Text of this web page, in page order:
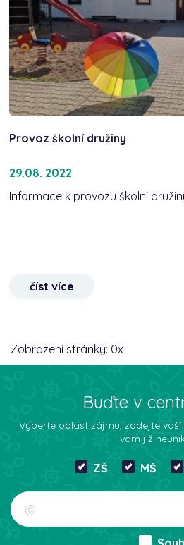
Provoz školní družiny
29.08. 2022
Informace k provozu školní
číst více
Zobrazení stránky: 0x
Buďte v
Vyberte oblast zájmu, zadejte
vám již
ZŠ MŠ